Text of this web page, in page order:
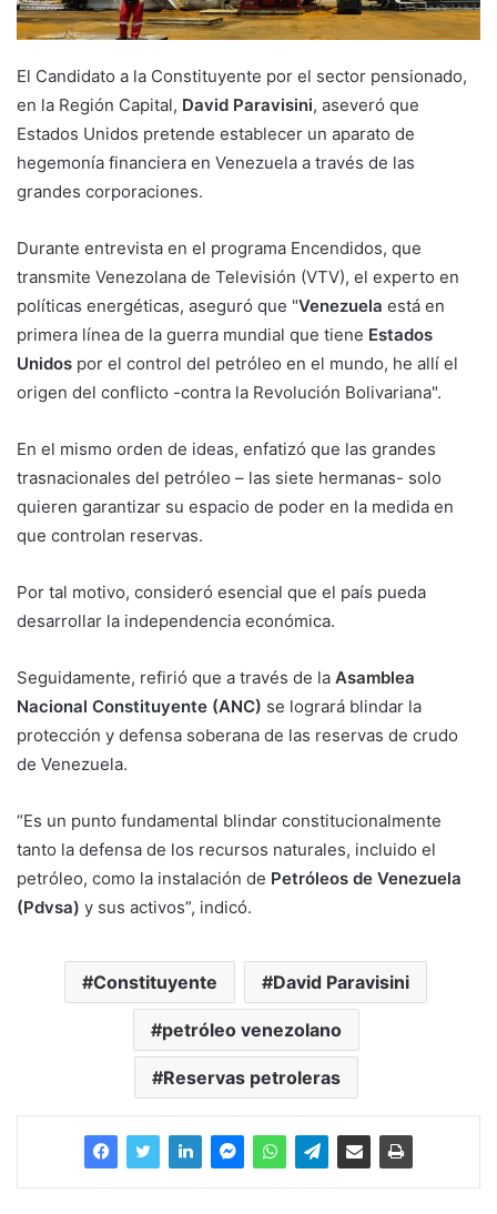
El Candidato a la Constituyente por el sector pensionado,
en la Región Capital, David Paravisini, aseveró que
Estados Unidos pretende establecer un aparato de
hegemonía financiera en Venezuela a través de las
grandes corporaciones.
Durante entrevista en el programa Encendidos, que
transmite Venezolana de Televisión (VTV), el experto en
políticas energéticas, aseguró que "Venezuela está en
primera línea de la guerra mundial que tiene Estados
Unidos por el control del petróleo en el mundo, he allí el
origen del conflicto -contra la Revolución Bolivariana".
En el mismo orden de ideas, enfatizó que las grandes
trasnacionales del petróleo – las siete hermanas- solo
quieren garantizar su espacio de poder en la medida en
que controlan reservas.
Por tal motivo, consideró esencial que el país pueda
desarrollar la independencia económica.
Seguidamente, refirió que a través de la Asamblea
Nacional Constituyente (ANC) se logrará blindar la
protección y defensa soberana de las reservas de crudo
de Venezuela.
“Es un punto fundamental blindar constitucionalmente
tanto la defensa de los recursos naturales, incluido el
petróleo, como la instalación de Petróleos de Venezuela
(Pdvsa) y sus activos”, indicó.
Constituyente David Paravisini
petróleo venezolano
Reservas petroleras